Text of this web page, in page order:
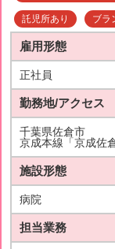
託児所あり ブラ
雇用形態
正社員
勤務地/アクセス
千葉県佐倉市
京成本線「京成佐
施設形態
病院
担当業務